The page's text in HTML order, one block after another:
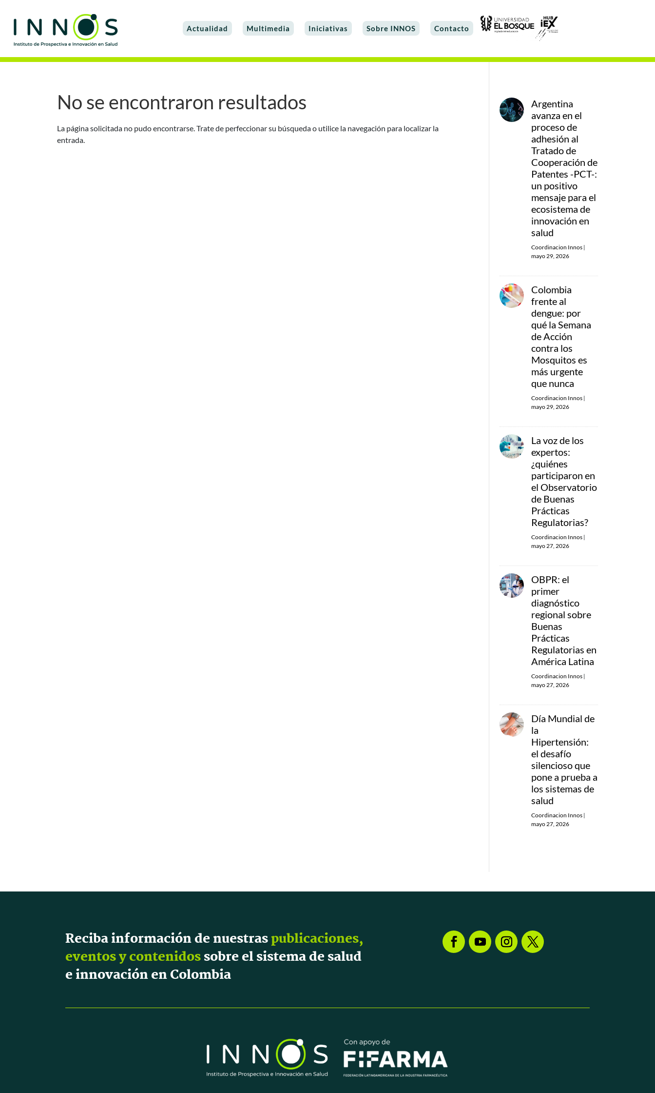
Actualidad Multimedia Iniciativas Sobre INNOS Contacto
No se encontraron resultados
La página solicitada no pudo encontrarse. Trate de perfeccionar su búsqueda o utilice la navegación para localizar la
entrada.
Argentina
avanza en el
proceso de
adhesión al
Tratado de
Cooperación de
Patentes -PCT-:
un positivo
mensaje para el
ecosistema de
innovación en
salud
Coordinacion Innos |
mayo 29, 2026
Colombia
frente al
dengue: por
qué la Semana
de Acción
contra los
Mosquitos es
más urgente
que nunca
Coordinacion Innos |
mayo 29, 2026
La voz de los
expertos:
¿quiénes
participaron en
el Observatorio
de Buenas
Prácticas
Regulatorias?
Coordinacion Innos |
mayo 27, 2026
OBPR: el
primer
diagnóstico
regional sobre
Buenas
Prácticas
Regulatorias en
América Latina
Coordinacion Innos |
mayo 27, 2026
Día Mundial de
la
Hipertensión:
el desafío
silencioso que
pone a prueba a
los sistemas de
salud
Coordinacion Innos |
mayo 27, 2026
Reciba información de nuestraspublicaciones,
eventos y contenidossobre el sistema de salud
e innovación en Colombia